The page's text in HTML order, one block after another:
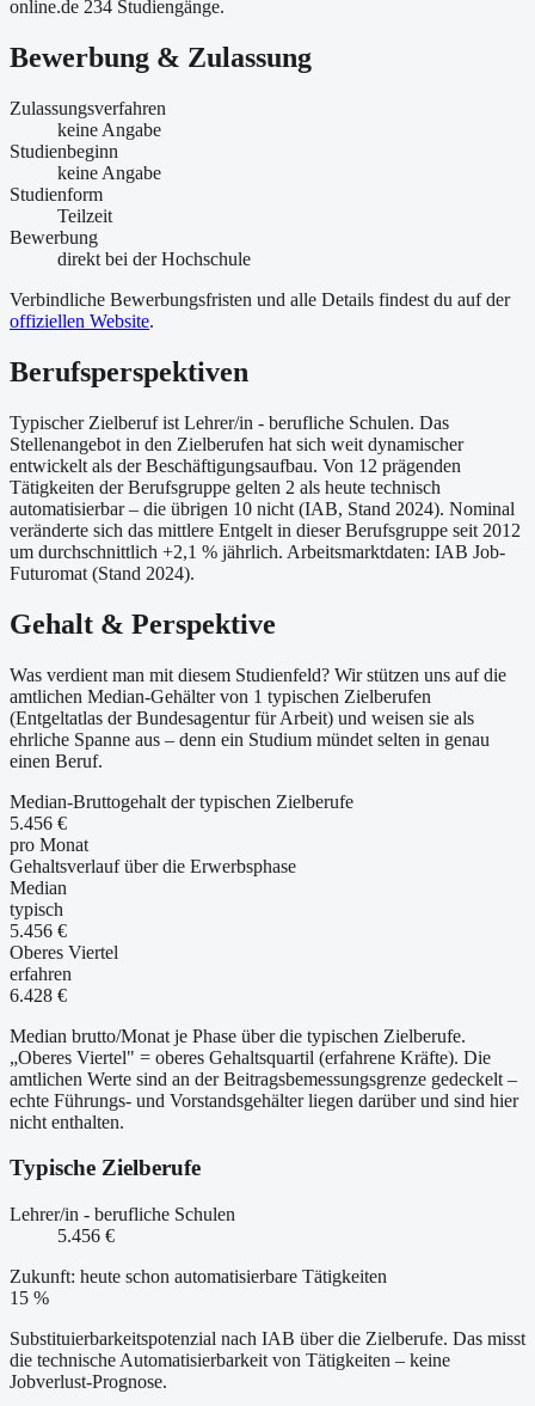
online.de 234 Studiengänge.
Bewerbung & Zulassung
Zulassungsverfahren
keine Angabe
Studienbeginn
keine Angabe
Studienform
Teilzeit
Bewerbung
direkt bei der Hochschule
Verbindliche Bewerbungsfristen und alle Details findest du auf der
offiziellen Website.
Berufsperspektiven
Typischer Zielberuf ist Lehrer/in - berufliche Schulen. Das
Stellenangebot in den Zielberufen hat sich weit dynamischer
entwickelt als der Beschäftigungsaufbau. Von 12 prägenden
Tätigkeiten der Berufsgruppe gelten 2 als heute technisch
automatisierbar – die übrigen 10 nicht (IAB, Stand 2024). Nominal
veränderte sich das mittlere Entgelt in dieser Berufsgruppe seit 2012
um durchschnittlich +2,1 % jährlich. Arbeitsmarktdaten: IAB Job-
Futuromat (Stand 2024).
Gehalt & Perspektive
Was verdient man mit diesem Studienfeld? Wir stützen uns auf die
amtlichen Median-Gehälter von 1 typischen Zielberufen
(Entgeltatlas der Bundesagentur für Arbeit) und weisen sie als
ehrliche Spanne aus – denn ein Studium mündet selten in genau
einen Beruf.
Median-Bruttogehalt der typischen Zielberufe
5.456 €
pro Monat
Gehaltsverlauf über die Erwerbsphase
Median
typisch
5.456 €
Oberes Viertel
erfahren
6.428 €
Median brutto/Monat je Phase über die typischen Zielberufe.
„Oberes Viertel" = oberes Gehaltsquartil (erfahrene Kräfte). Die
amtlichen Werte sind an der Beitragsbemessungsgrenze gedeckelt –
echte Führungs- und Vorstandsgehälter liegen darüber und sind hier
nicht enthalten.
Typische Zielberufe
Lehrer/in - berufliche Schulen
5.456 €
Zukunft: heute schon automatisierbare Tätigkeiten
15 %
Substituierbarkeitspotenzial nach IAB über die Zielberufe. Das misst
die technische Automatisierbarkeit von Tätigkeiten – keine
Jobverlust-Prognose.